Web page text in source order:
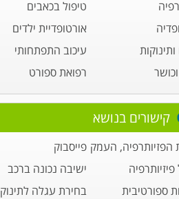
טיפול בכאבים
אורטופדיית ילדים
עיכוב התפתחותי
רפואת ספורט
קישורים בנושא
הפזיותרפיה, העמק פייסבוק
פיזיותרפיה
ישיבה נכונה ברכב
ספורטיבית
בחירת עגלה לתינוק